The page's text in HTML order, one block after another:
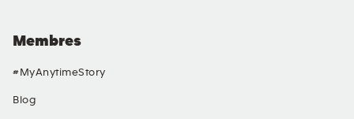
Membres
#MyAnytimeStory
Blog